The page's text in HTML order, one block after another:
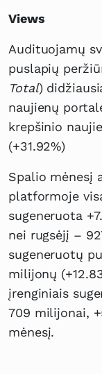
Views
Audituojamų
puslapių
Total)
naujienų
krepšinio
(+31.92%)
Spalio mėnesį
platformoje
sugeneruota
nei rugsėjį –
sugeneruotų
milijonų
įrenginiais
709 milijonai,
mėnesį.